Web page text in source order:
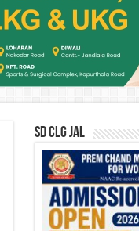
SD CLG JAL